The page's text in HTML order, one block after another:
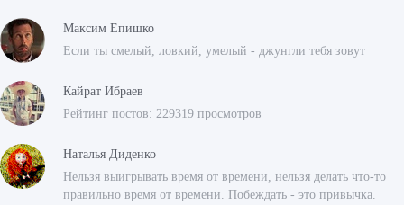
Максим Епишко
Если ты смелый, ловкий, умелый - джунгли тебя зовут
Кайрат Ибраев
Рейтинг постов: 229319 просмотров
Наталья Диденко
Нельзя выигрывать время от времени, нельзя делать что-то
правильно время от времени. Побеждать - это привычка.